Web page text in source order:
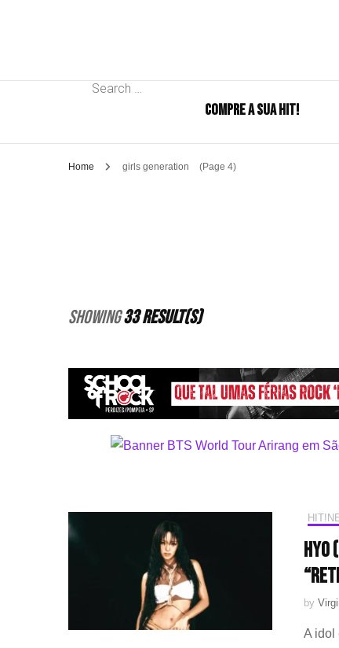
Search
COMPRE A SUA HIT!
Home girls generation (Page 4)
Showing33 Result(s)
by
A idol